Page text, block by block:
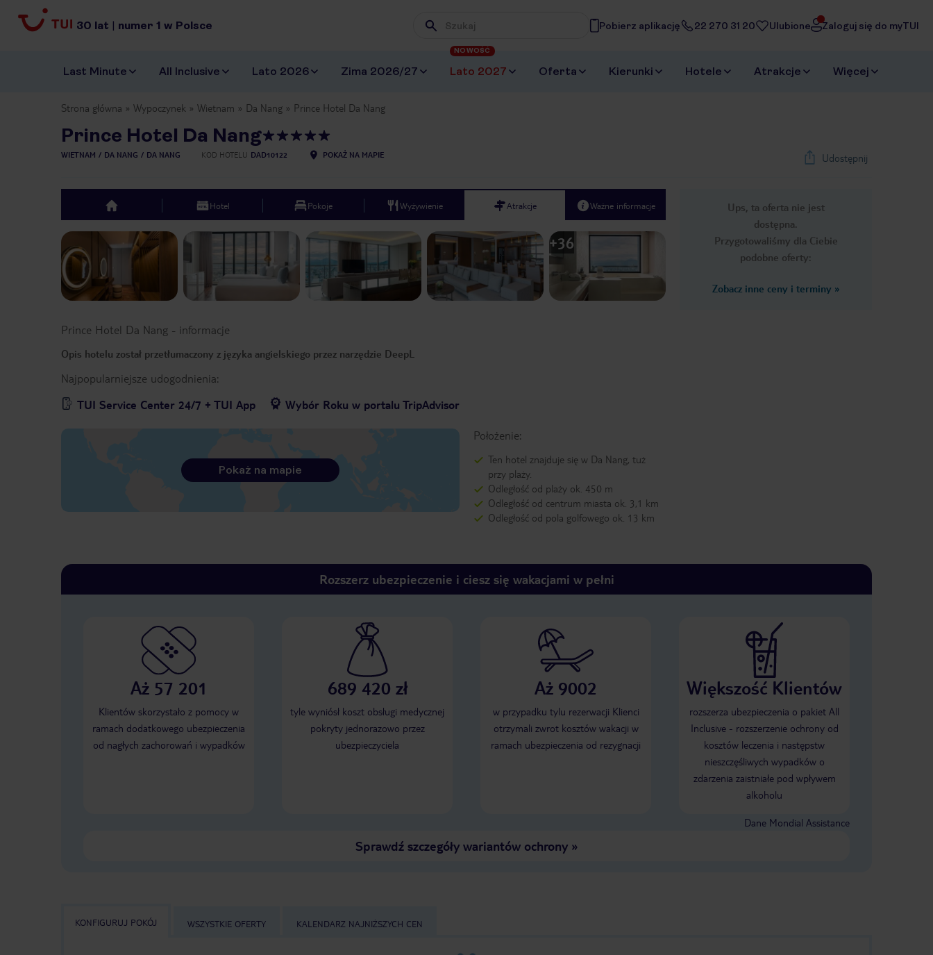
30 lat | numer 1 w Polsce Wpisz frazę, której szukasz
Pobierz aplikację 22 270 31 20 Ulubione Zaloguj się do myTUI
Last Minute All Inclusive Lato 2026 Zima 2026/27 Lato 2027
NOWOŚĆ
Oferta Kierunki Hotele Atrakcje Więcej
Strona główna Wypoczynek Wietnam Da Nang Prince Hotel Da Nang
Prince Hotel Da Nang
WIETNAM DA NANG DA NANG KOD HOTELU DAD10122 POKAŻ NA MAPIE Udostępnij
Ups, ta oferta nie jest
dostępna.
Przygotowaliśmy dla Ciebie
podobne oferty:
Zobacz inne ceny i terminy »
top Hotel Pokoje Wyżywienie Atrakcje Ważne informacje
Previous slide Next slide
1 /42
+36
Prince Hotel Da Nang - informacje
Opis hotelu został przetłumaczony z języka angielskiego przez narzędzie DeepL
Najpopularniejsze udogodnienia:
TUI Service Center 24/7 + TUI App
Wybór Roku w portalu TripAdvisor
Położenie:
Ten hotel znajduje się w Da Nang, tuż
przy plaży.
Odległość od plaży ok. 450 m
Odległość od centrum miasta ok. 3,1 km
Odległość od pola golfowego ok. 13 km
Pokaż na mapie
Rozszerz ubezpieczenie i ciesz się wakacjami w pełni
Aż 57 201
Klientów skorzystało z pomocy w
ramach dodatkowego ubezpieczenia
od nagłych zachorowań i wypadków
689 420 zł
tyle wyniósł koszt obsługi medycznej
pokryty jednorazowo przez
ubezpieczyciela
Aż 9002
w przypadku tylu rezerwacji Klienci
otrzymali zwrot kosztów wakacji w
ramach ubezpieczenia od rezygnacji
Większość Klientów
rozszerza ubezpieczenia o pakiet All
Inclusive - rozszerzenie ochrony od
kosztów leczenia i następstw
nieszczęśliwych wypadków o
zdarzenia zaistniałe pod wpływem
alkoholu
Dane Mondial Assistance
Sprawdź szczegóły wariantów ochrony»
KONFIGURUJ POKÓJ WSZYSTKIE OFERTY KALENDARZ NAJNIŻSZYCH CEN